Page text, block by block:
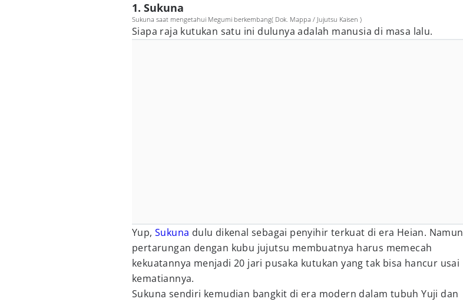
1. Sukuna
Sukuna saat mengetahui Megumi berkembang( Dok. Mappa / Jujutsu Kaisen )
Siapa raja kutukan satu ini dulunya adalah manusia di masa lalu.
Yup, Sukuna dulu dikenal sebagai penyihir terkuat di era Heian. Namun
pertarungan dengan kubu jujutsu membuatnya harus memecah
kekuatannya menjadi 20 jari pusaka kutukan yang tak bisa hancur usai
kematiannya.
Sukuna sendiri kemudian bangkit di era modern dalam tubuh Yuji dan